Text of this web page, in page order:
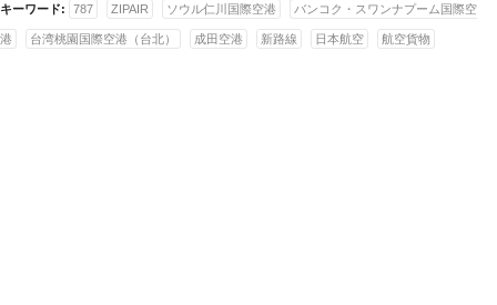
キーワード: 787 ZIPAIR ソウル仁川国際空港 バンコク・スワンナプーム国際空
港 台湾桃園国際空港（台北） 成田空港 新路線 日本航空 航空貨物